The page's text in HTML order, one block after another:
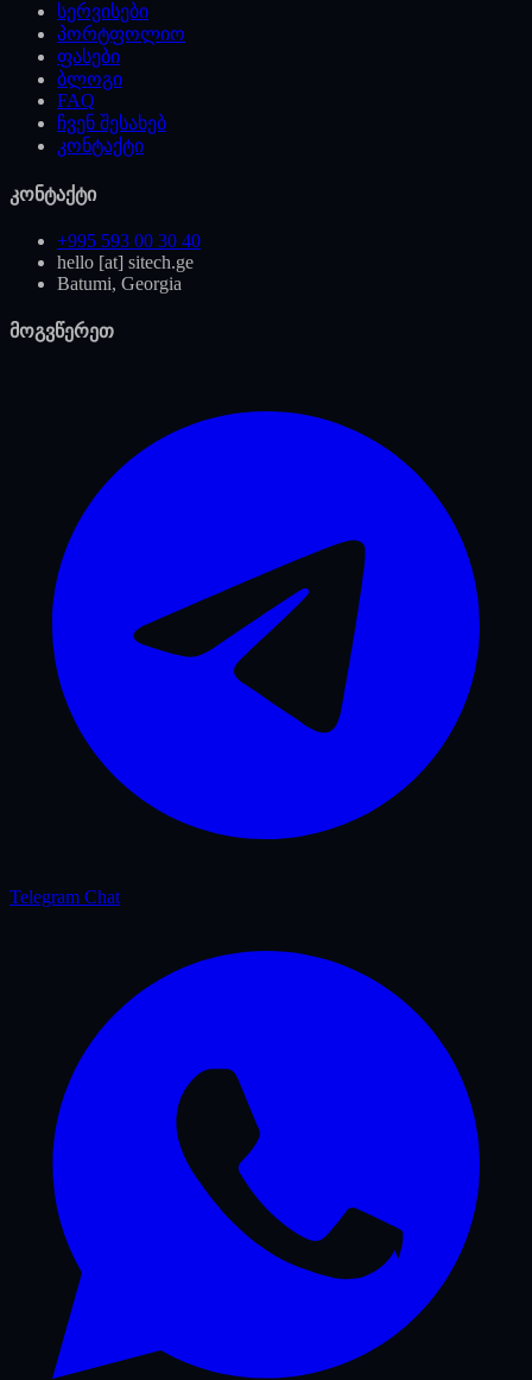
სერვისები
პორტფოლიო
ფასები
ბლოგი
FAQ
ჩვენ შესახებ
კონტაქტი
კონტაქტი
+995 593 00 30 40
hello [at] sitech.ge
Batumi, Georgia
მოგვწერეთ
Telegram Chat